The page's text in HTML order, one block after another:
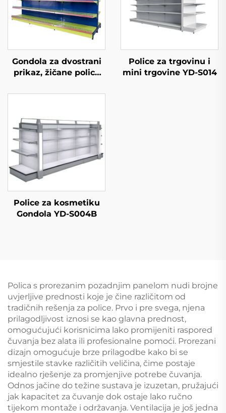
Gondola za dvostrani
prikaz, žičane police
maloprodajnu
Police za trgovinu i
mini trgovine YD-S014
Police za kosmetiku
Gondola YD-S004B
Polica s prorezanim pozadnjim panelom nudi brojne
uvjerljive prednosti koje je čine različitom od
tradičnih rešenja za police. Prvo i pre svega, njena
prilagodljivost iznosi se kao glavna prednost,
omogućujući korisnicima lako promijeniti raspored
čuvanja bez alata ili profesionalne pomoći. Prorezani
dizajn omogućuje brze prilagodbe kako bi se
smjestile stavke različitih veličina, čime postaje
idealno rješenje za promjenjive potrebe čuvanja.
Odnos jačine do težine sustava je izuzetan, pružajući
jak kapacitet za čuvanje dok ostaje lako ručno
tijekom montaže i održavanja. Ventilacija je još jedna